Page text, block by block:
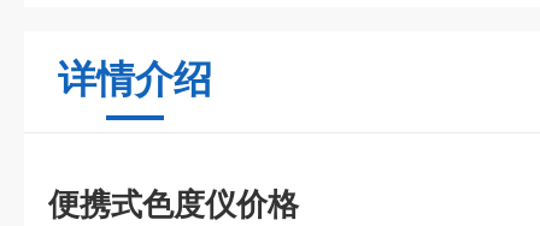
详情介绍
便携式色度仪价格